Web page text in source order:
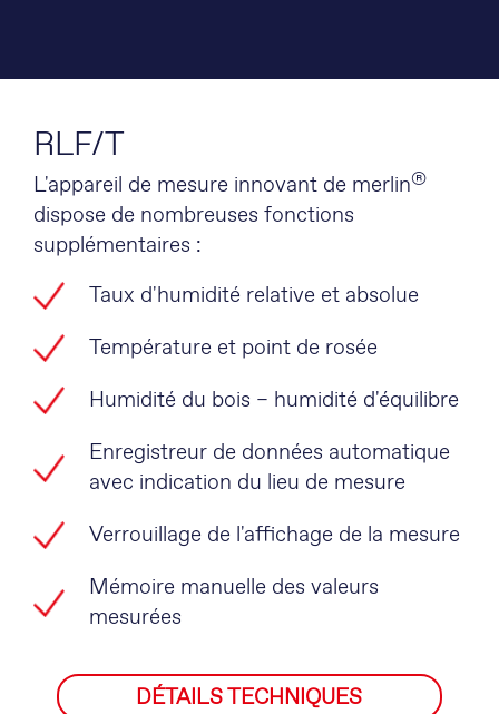
RLF/T
L'appareil de mesure innovant de merlin®
dispose de nombreuses fonctions
supplémentaires :
Taux d'humidité relative et absolue
Température et point de rosée
Humidité du bois – humidité d'équilibre
Enregistreur de données automatique
avec indication du lieu de mesure
Verrouillage de l'affichage de la mesure
Mémoire manuelle des valeurs
mesurées
DÉTAILS TECHNIQUES